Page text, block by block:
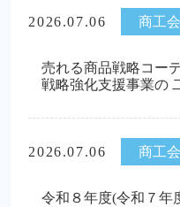
2026.07.06 商工
売れる商品戦略コー
戦略強化支援事業の
2026.07.06 商工
令和８年度(令和７年